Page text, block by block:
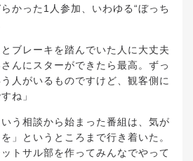
かった1人参加、いわゆる“ぼっち
とブレーキを踏んでいた人に大丈夫
んにスターができたら最高。ずっ
人がいるものですけど、観客側に
ね」
いう相談から始まった番組は、気が
」というところまで行き着いた。
トサル部を作ってみんなでやって